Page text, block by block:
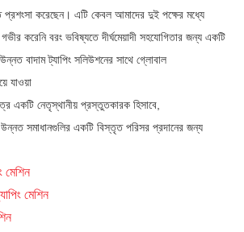
প্রশংসা করেছেন। এটি কেবল আমাদের দুই পক্ষের মধ্যে
করেনি বরং ভবিষ্যতে দীর্ঘমেয়াদী সহযোগিতার জন্য একটি
বাদাম ট্যাপিং সলিউশনের সাথে গ্লোবাল
যাওয়া
একটি নেতৃস্থানীয় প্রস্তুতকারক হিসাবে,
সমাধানগুলির একটি বিস্তৃত পরিসর প্রদানের জন্য
মেশিন
মেশিন